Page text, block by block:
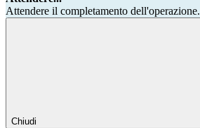
Attendere il completamento
Chiudi